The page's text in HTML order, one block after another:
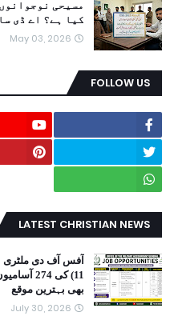
مسیحی
کیا ہے؟ اے ڈی
May 03, 2026
FOLLOW US
LATEST CHRISTIAN NEWS
11) کی
بھی بہترین موقع
July 30, 2026